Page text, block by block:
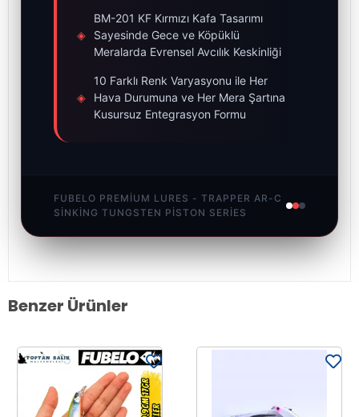
◈
BM-201 KF Kırmızı Kafa Tasarımı
Sayesinde Gece ve Köpüklü
Meralarda Evrensel Avcılık Keskinliği
◈
10 Farklı Renk Varyasyonu ile Her
Hava Durumuna ve Her Mera Şartına
Kusursuz Entegrasyon Formu
FUBELO PREMIUM LURES - TRAPPER AR-C
SINKING TUNGSTEN PISTON SERIES
Benzer Ürünler